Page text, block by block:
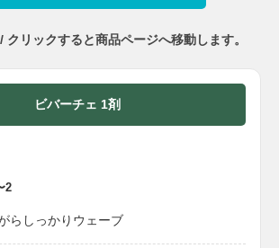
クリックすると商品ページへ移動します。
ビバーチェ 1剤
2
らしっかりウェーブ